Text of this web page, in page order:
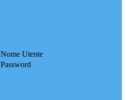
Nome Utente
Password